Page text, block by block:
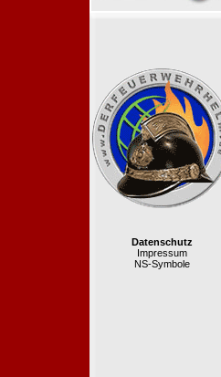
Datenschutz
Impressum
NS-Symbole